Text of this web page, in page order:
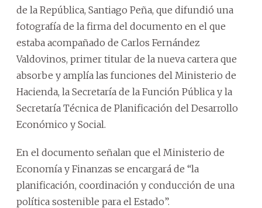
de la República, Santiago Peña, que difundió una
fotografía de la firma del documento en el que
estaba acompañado de Carlos Fernández
Valdovinos, primer titular de la nueva cartera que
absorbe y amplía las funciones del Ministerio de
Hacienda, la Secretaría de la Función Pública y la
Secretaría Técnica de Planificación del Desarrollo
Económico y Social.
En el documento señalan que el Ministerio de
Economía y Finanzas se encargará de “la
planificación, coordinación y conducción de una
política sostenible para el Estado”.